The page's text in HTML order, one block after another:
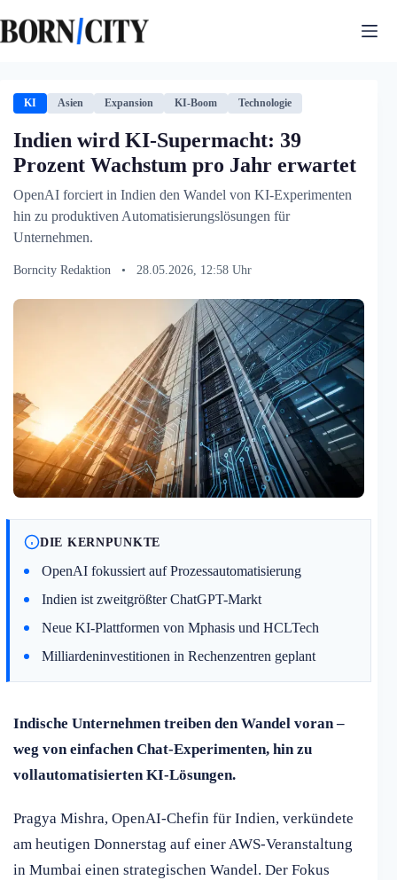
Inhalt
springen
KI Asien Expansion KI-Boom Technologie
Indien wird KI-Supermacht: 39
Prozent Wachstum pro Jahr erwartet
OpenAI forciert in Indien den Wandel von KI-Experimenten
hin zu produktiven Automatisierungslösungen für
Unternehmen.
Borncity Redaktion • 28.05.2026, 12:58 Uhr
DIE KERNPUNKTE
OpenAI fokussiert auf Prozessautomatisierung
Indien ist zweitgrößter ChatGPT-Markt
Neue KI-Plattformen von Mphasis und HCLTech
Milliardeninvestitionen in Rechenzentren geplant
Indische Unternehmen treiben den Wandel voran –
weg von einfachen Chat-Experimenten, hin zu
vollautomatisierten KI-Lösungen.
Pragya Mishra, OpenAI-Chefin für Indien, verkündete
am heutigen Donnerstag auf einer AWS-Veranstaltung
in Mumbai einen strategischen Wandel. Der Fokus